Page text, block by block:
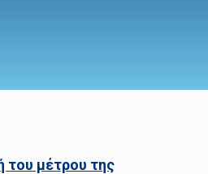
του μέτρου της